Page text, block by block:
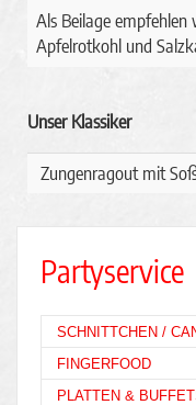
Als Beilage empfehlen
Apfelrotkohl und
Unser Klassiker
Zungenragout mit
Partyservice
SCHNITTCHEN /
FINGERFOOD
PLATTEN &